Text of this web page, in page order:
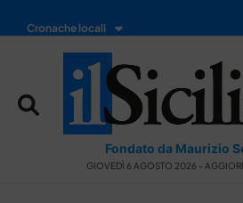
Cronache locali
Fondato da Maurizio
GIOVEDÌ 6 AGOSTO 2026 -